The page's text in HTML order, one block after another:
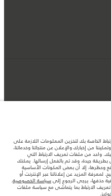
وفقاً لتشريعات الاتحاد الأوروبي. قد
في تلك الاختبارات كما أن هذه
المتوفرة وقت الشراء.
العالمي في أشباه الموصلات يؤثر حاليًا
التصاميم. هذا ظرف ديناميكي
ضمن موقع الويب حاليًا المواصفات الحالية
الألوان. يرجى استشارة وكيلك الذي
باتخاذ قرار مدروس
الخاصة بك لتخزين المعلومات اللازمة على
من إخبارك والإعلان عن منتجاتنا وخدماتنا،
واحد من ملفات تعريف الارتباط التي
جيدة، وقد تم بالفعل إرسالها. يمكنك
وحظرها، إلا أن بعض المكونات الأساسية
المزيد عن إعلاناتنا عبر الإنترنت أو
حذفها، يرجى الرجوع إلى سياسة الخصوصية.
الارتباط بما يتماشى مع سياسة ملفات
.